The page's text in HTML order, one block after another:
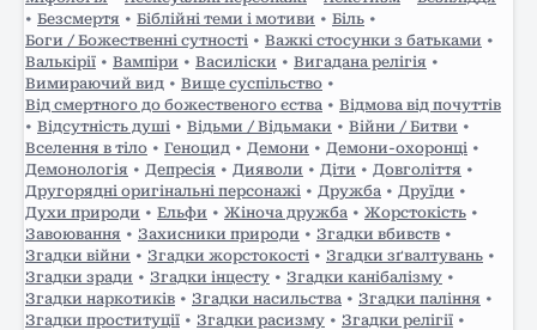
• Безсмертя • Біблійні теми і мотиви • Біль •
Боги / Божественні сутності • Важкі стосунки з батьками •
Валькірії • Вампіри • Василіски • Вигадана релігія •
Вимираючий вид • Вище суспільство •
Від смертного до божественого єства • Відмова від почуттів
• Відсутність душі • Відьми / Відьмаки • Війни / Битви •
Вселення в тіло • Геноцид • Демони • Демони-охоронці •
Демонологія • Депресія • Дияволи • Діти • Довголіття •
Другорядні оригінальні персонажі • Дружба • Друїди •
Духи природи • Ельфи • Жіноча дружба • Жорстокість •
Завоювання • Захисники природи • Згадки вбивств •
Згадки війни • Згадки жорстокості • Згадки зґвалтувань •
Згадки зради • Згадки інцесту • Згадки канібалізму •
Згадки наркотиків • Згадки насильства • Згадки паління •
Згадки проституції • Згадки расизму • Згадки релігії •